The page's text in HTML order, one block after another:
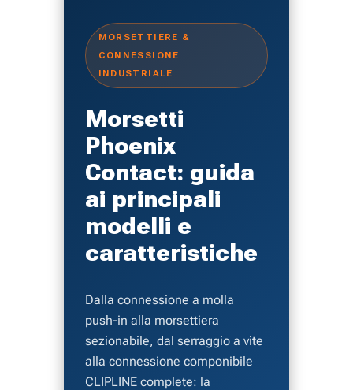
MORSETTIERE &
CONNESSIONE
INDUSTRIALE
Morsetti
Phoenix
Contact: guida
ai principali
modelli e
caratteristiche
Dalla connessione a molla
push-in alla morsettiera
sezionabile, dal serraggio a vite
alla connessione componibile
CLIPLINE complete: la